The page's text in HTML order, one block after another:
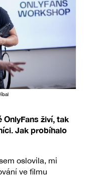
OnlyFans živí, tak
Jak probíhalo
oslovila, mi
ve filmu